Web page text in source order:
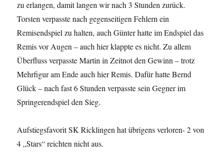
zu erlangen, damit langen wir nach 3 Stunden zurück.
Torsten verpasste nach gegenseitigen Fehlern ein
Remisendspiel zu halten, auch Günter hatte im Endspiel das
Remis vor Augen – auch hier klappte es nicht. Zu allem
Überfluss verpasste Martin in Zeitnot den Gewinn – trotz
Mehrfigur am Ende auch hier Remis. Dafür hatte Bernd
Glück – nach fast 6 Stunden verpasste sein Gegner im
Springerendspiel den Sieg.
Aufstiegsfavorit SK Ricklingen hat übrigens verloren- 2 von
4 „Stars“ reichten nicht aus.